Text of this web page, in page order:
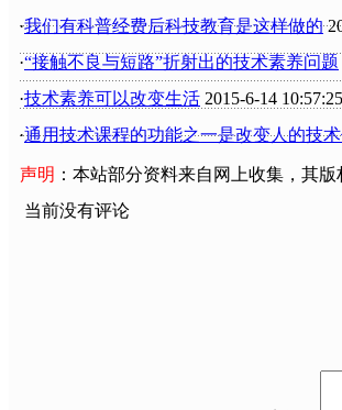
·我们有科普经费后科技教育是这样做的
·“接触不良与短路”折射出的技术素养问题
·技术素养可以改变生活 2015-6-14 10:57:25
·通用技术课程的功能之一是改变人的技
声明 ：本站部分资料来自网上收集，其
当前没有评论